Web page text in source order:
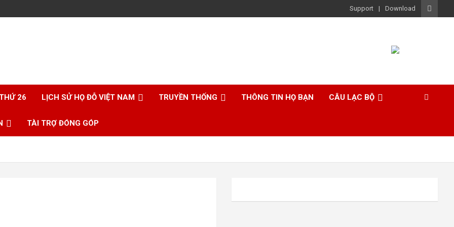
Support Download
26 LỊCH SỬ HỌ ĐỖ VIỆT NAM TRUYỀN THỐNG THÔNG TIN HỌ BẠN CÂU LẠC BỘ
TÀI TRỢ ĐÓNG GÓP